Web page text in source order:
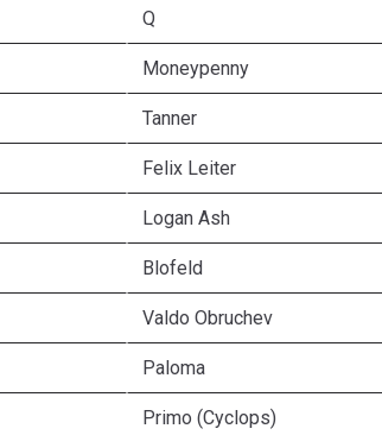
Q
Moneypenny
Tanner
Felix Leiter
Logan Ash
Blofeld
Valdo Obruchev
Paloma
Primo (Cyclops)